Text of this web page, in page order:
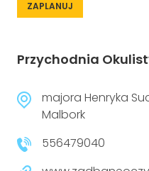
ZAPLANUJ
Przychodnia
majora Henryka
Malbork
556479040